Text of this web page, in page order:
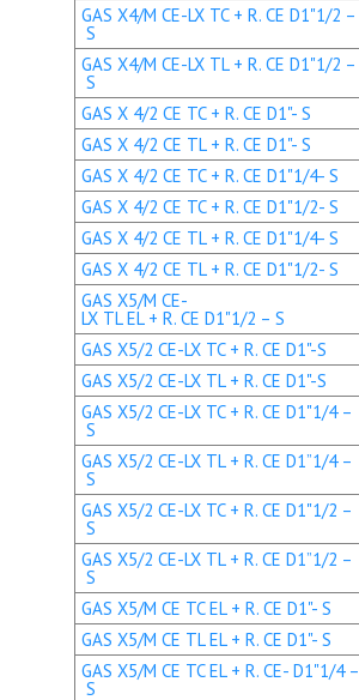
GAS X4/M CE-LX TC + R. CE D1"1/2 –
S
GAS X4/M CE-LX TL + R. CE D1"1/2 –
S
GAS X 4/2 CE TC + R. CE D1"- S
GAS X 4/2 CE TL + R. CE D1"- S
GAS X 4/2 CE TC + R. CE D1"1/4- S
GAS X 4/2 CE TC + R. CE D1"1/2- S
GAS X 4/2 CE TL + R. CE D1"1/4- S
GAS X 4/2 CE TL + R. CE D1"1/2- S
GAS X5/M CE-
LX TL EL + R. CE D1"1/2 – S
GAS X5/2 CE-LX TC + R. CE D1"-S
GAS X5/2 CE-LX TL + R. CE D1"-S
GAS X5/2 CE-LX TC + R. CE D1"1/4 –
S
GAS X5/2 CE-LX TL + R. CE D1”1/4 –
S
GAS X5/2 CE-LX TC + R. CE D1"1/2 –
S
GAS X5/2 CE-LX TL + R. CE D1”1/2 –
S
GAS X5/M CE TC EL + R. CE D1"- S
GAS X5/M CE TL EL + R. CE D1"- S
GAS X5/M CE TC EL + R. CE- D1"1/4 –
S